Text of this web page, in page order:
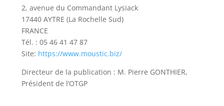
2, avenue du Commandant Lysiack
17440 AYTRE (La Rochelle Sud)
FRANCE
Tél. : 05 46 41 47 87
Site: https://www.moustic.biz/
Directeur de la publication : M. Pierre GONTHIER,
Président de l’OTGP